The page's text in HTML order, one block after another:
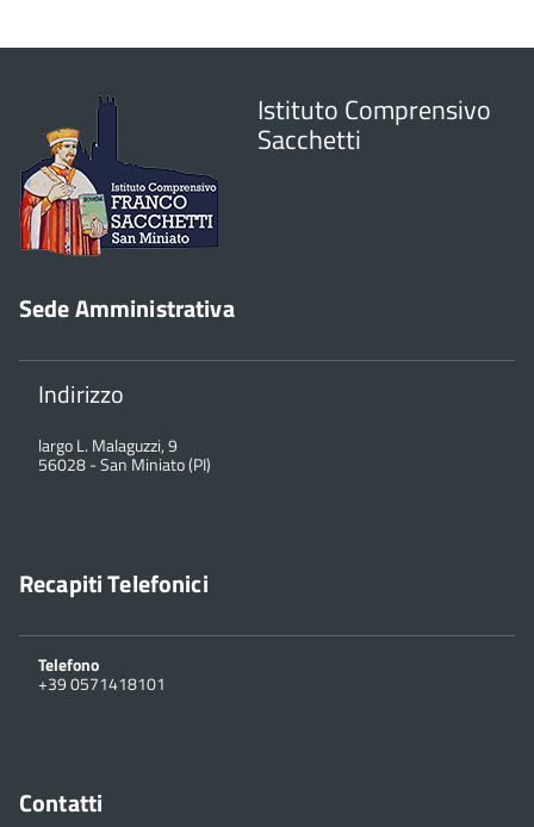
Istituto Comprensivo
Sacchetti
Sede Amministrativa
Indirizzo
largo L. Malaguzzi, 9
56028-San Miniato (PI)
Recapiti Telefonici
Telefono
+39 0571418101
Contatti